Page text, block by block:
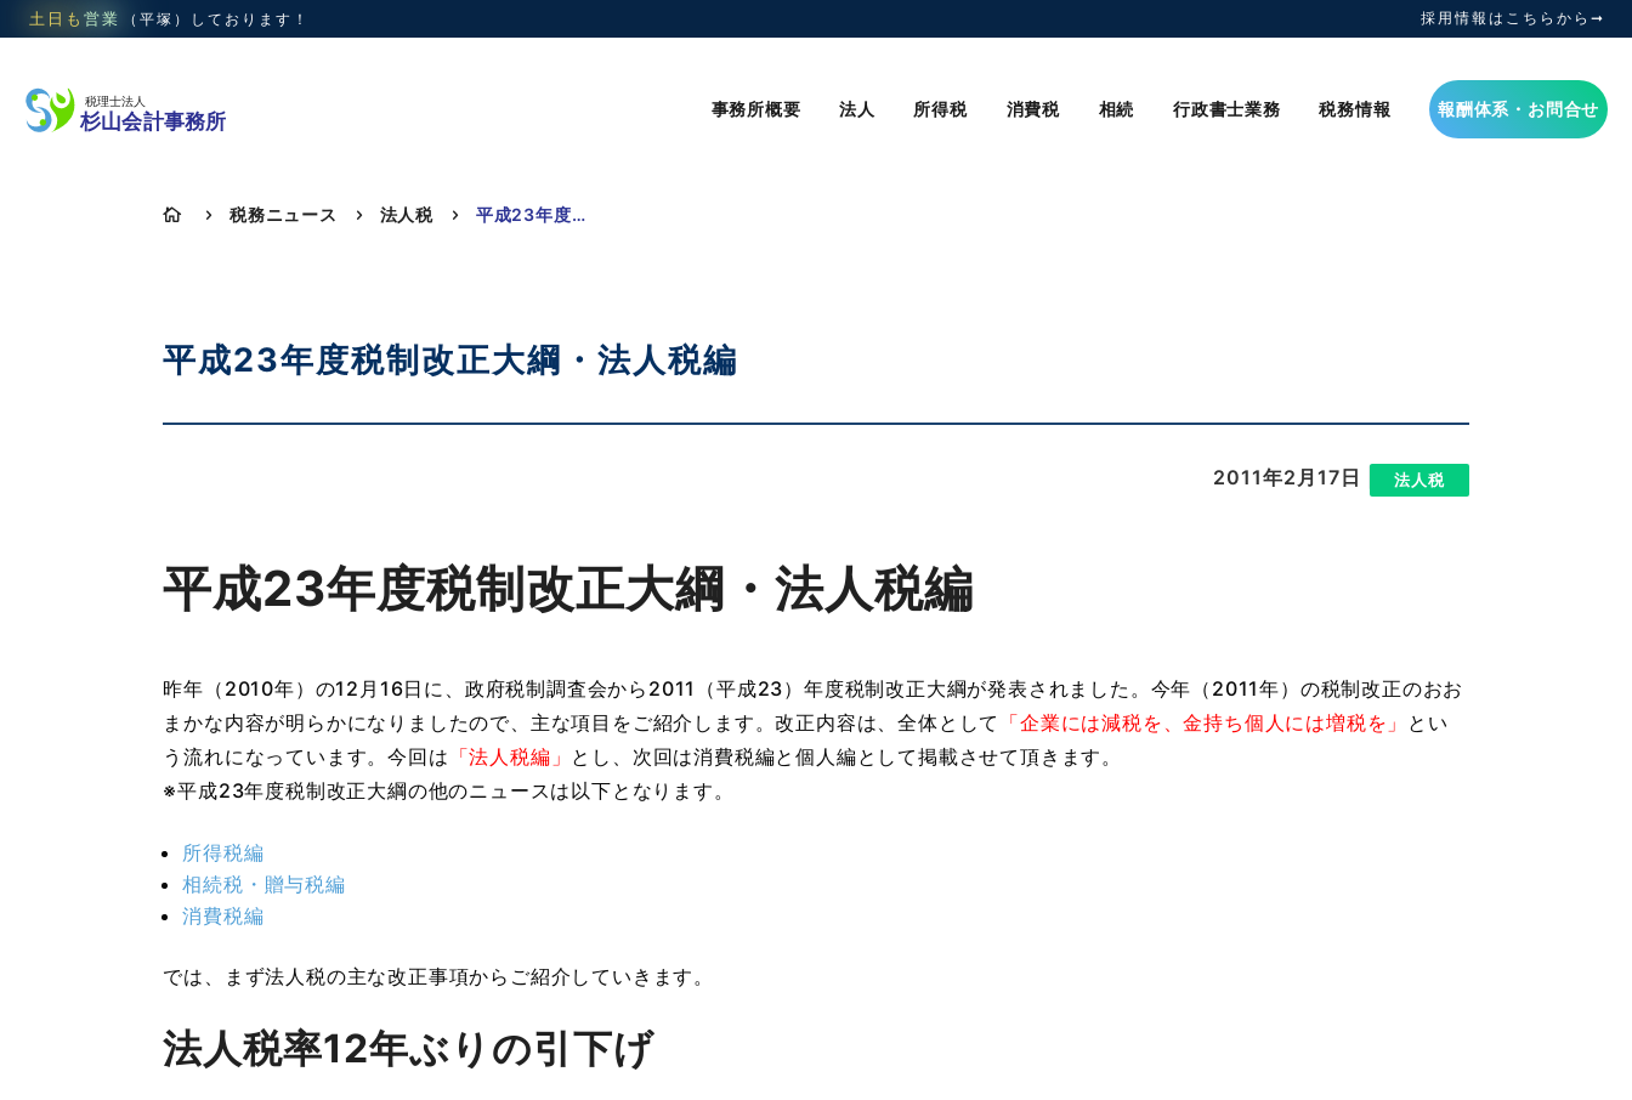
土日も 営業 （平塚） しております！ 採用情報はこちらから➞
事務所概要 法人 所得税 消費税 相続 行政書士業務 税務情報 報酬体系・お問合せ
 5 税務ニュース 5 法人税 5 平成23年度税制改正大綱・法人税編
平成23年度税制改正大綱・法人税編
2011年2月17日 法人税
平成23年度税制改正大綱・法人税編
昨年（2010年）の12月16日に、政府税制調査会から2011（平成23）年度税制改正大綱が発表されました。今年（2011年）の税制改正のおお
まかな内容が明らかになりましたので、主な項目をご紹介します。改正内容は、全体として 「企業には減税を、金持ち個人には増税を」 とい
う流れになっています。今回は 「法人税編」 とし、次回は消費税編と個人編として掲載させて頂きます。
※平成23年度税制改正大綱の他のニュースは以下となります。
所得税編
相続税・贈与税編
消費税編
では、まず法人税の主な改正事項からご紹介していきます。
法人税率12年ぶりの引下げ